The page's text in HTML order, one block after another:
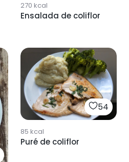
270 kcal
Ensalada de coliflor
54
85 kcal
Puré de coliflor